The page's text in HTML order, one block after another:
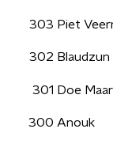
303 Piet
302 Blaudzun
301 Doe Maar
300 Anouk